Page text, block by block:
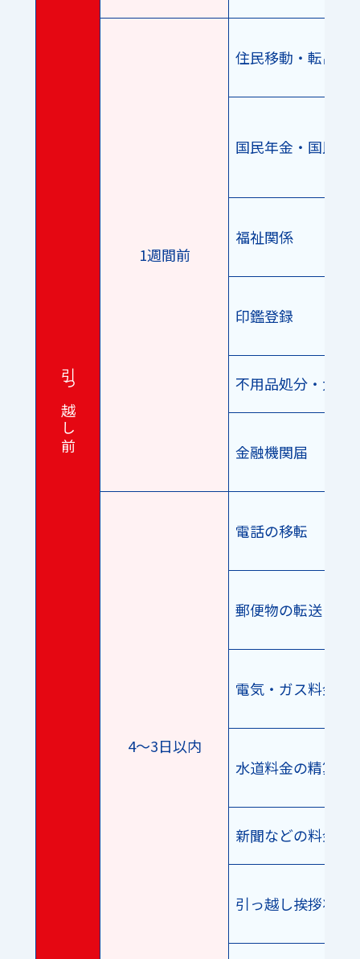
引 っ 越 し 前
1週間前
住民移動・転出届
国民年金・国民健
福祉関係
印鑑登録
不用品処分・大型
金融機関届
4〜3日以内
電話の移転
郵便物の転送
電気・ガス料金の
水道料金の精算
新聞などの料金精
引っ越し挨拶状・